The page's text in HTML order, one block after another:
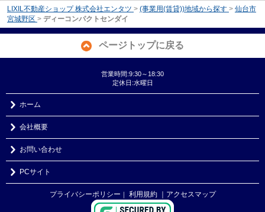
LIXIL不動産ショップ 株式会社エンタツ > (事業用(賃貸))地域から探す > 仙台市
宮城野区 > ディーコンパクトセンダイ
ページトップに戻る
営業時間:9:30～18:30
定休日:水曜日
ホーム
会社概要
お問い合わせ
PCサイト
プライバシーポリシー 利用規約 ｜アクセスマップ